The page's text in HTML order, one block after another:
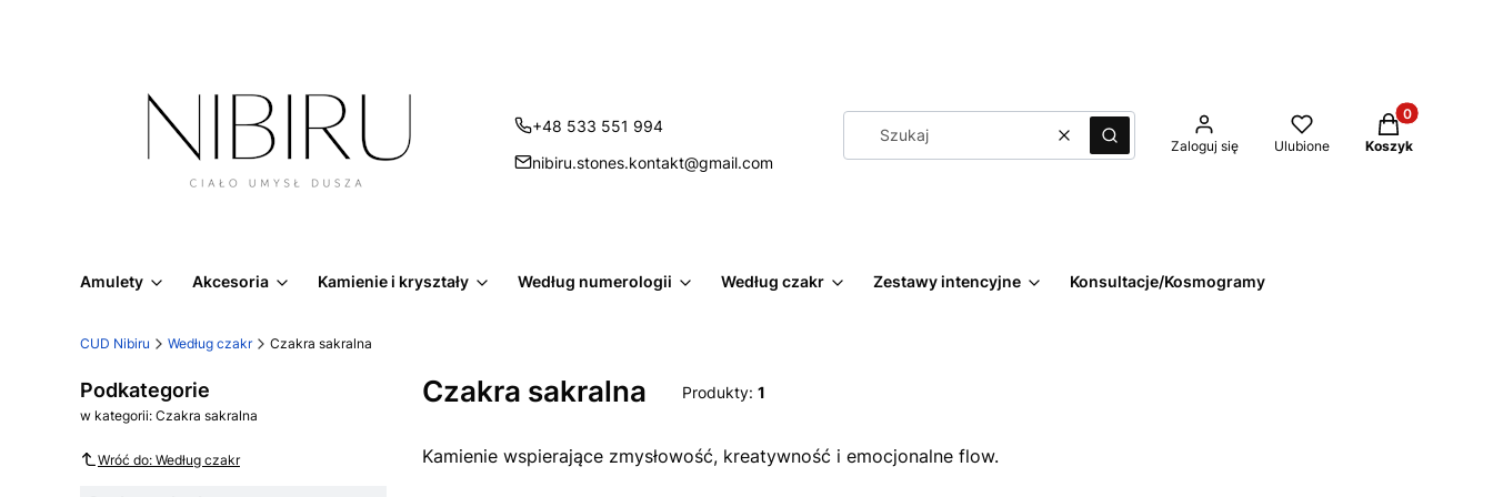
+48 533 551 994
nibiru.stones.kontakt@gmail.com
WyczyśćSzukaj Zaloguj się Ulubione
Produkty w
Koszyk
Amulety Akcesoria Kamienie i kryształy Według numerologii Według czakr Zestawy intencyjne Konsultacje/Kosmogramy
CUD Nibiru Według czakr Czakra sakralna
Podkategorie
w kategorii: Czakra sakralna
Wróć do: Według czakr
Czakra sakralna Produkty: 1
Kamienie wspierające zmysłowość, kreatywność i emocjonalne flow.